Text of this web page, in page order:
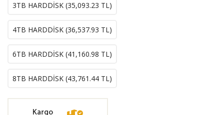
3TB HARDDİSK (35,093.23 TL)
4TB HARDDİSK (36,537.93 TL)
6TB HARDDİSK (41,160.98 TL)
8TB HARDDİSK (43,761.44 TL)